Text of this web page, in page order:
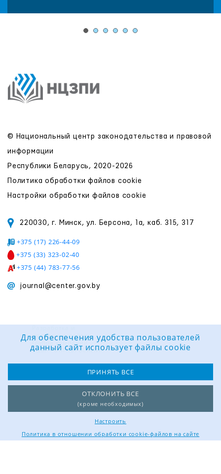
© Национальный центр законодательства и правовой
информации
Республики Беларусь, 2020-2026
Политика обработки файлов cookie
Настройки обработки файлов cookie
220030, г. Минск, ул. Берсона, 1а, каб. 315, 317
+375 (17) 226-44-09
+375 (33) 323-02-40
+375 (44) 783-77-56
journal@center.gov.by
поддержка сайта:
Группа компаний
«ЦВР «ОКТЯБРЬСКИЙ»
Для обеспечения удобства пользователей
данный сайт использует файлы cookie
ПРИНЯТЬ ВСЕ
ОТКЛОНИТЬ ВСЕ
(кроме необходимых)
Настроить
Политика в отношении обработки cookie-файлов на сайте